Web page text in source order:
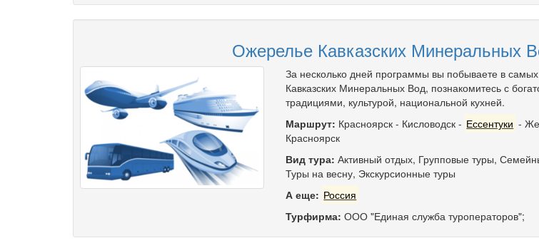
Ожерелье Кавказских Минеральных
За несколько дней программы вы побываете в самых
Кавказских Минеральных Вод, познакомитесь с
традициями, культурой, национальной кухней.
Маршрут: Красноярск- Кисловодск- Ессентуки -
Красноярск
Вид тура: Активный отдых, Групповые туры,
Туры на весну, Экскурсионные туры
А еще: Россия
Турфирма: ООО "Единая служба туроператоров";